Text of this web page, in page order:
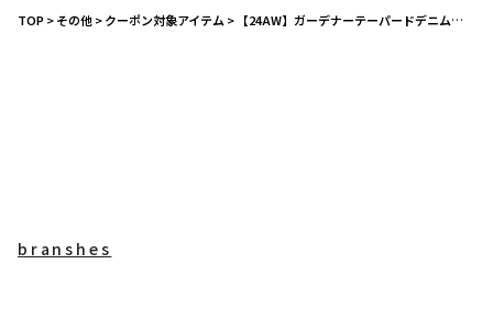
TOP>その他>クーポン対象アイテム > 【24AW】ガーデナーテーパードデニムパンツ
branshes